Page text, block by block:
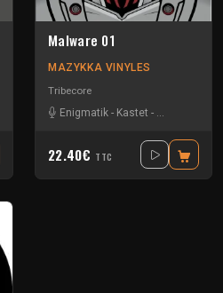
Malware 01
MAZYKKA VINYLES
Tribecore
Enigmatik - Kastet - The Guard
22.40€ TTC